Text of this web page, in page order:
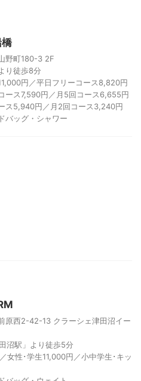
野町180-3 2F
り徒歩8分
円／平日フリーコース8,820円
ース7,590円／月5回コース6,655円
ス5,940円／月2回コース3,240円
バッグ・シャワー
原西2-42-13 クラーシェ津田沼イー
沼駅」より徒歩5分
女性･学生11,000円／小中学生･キッ